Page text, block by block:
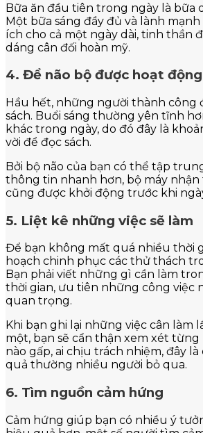
Bữa ăn đầu tiên trong ngày là bữa
Một bữa sáng đầy đủ và lành
ích cho cả một ngày dài, tinh thần
dáng cân đối hoàn mỹ.
4. Để não bộ được hoạt động
Hầu hết, những người thành công
sách. Buổi sáng thường yên tĩnh
khác trong ngày, do đó đây là
vời để đọc sách.
Bởi bộ não của bạn có thể tập
thông tin nhanh hơn, bộ máy nhận
cũng được khởi động trước khi
5. Liệt kê những việc sẽ làm
Để bạn không mất quá nhiều thời
hoạch chinh phục các thử thách
Bạn phải viết những gì cần làm
thời gian, ưu tiên những công việc
quan trọng.
Khi bạn ghi lại những việc cân
một, bạn sẽ cẩn thận xem xét từng
nào gấp, ai chịu trách nhiệm, đây
quả thường nhiều người bỏ qua.
6. Tìm nguồn cảm hứng
Cảm hứng giúp bạn có nhiều ý